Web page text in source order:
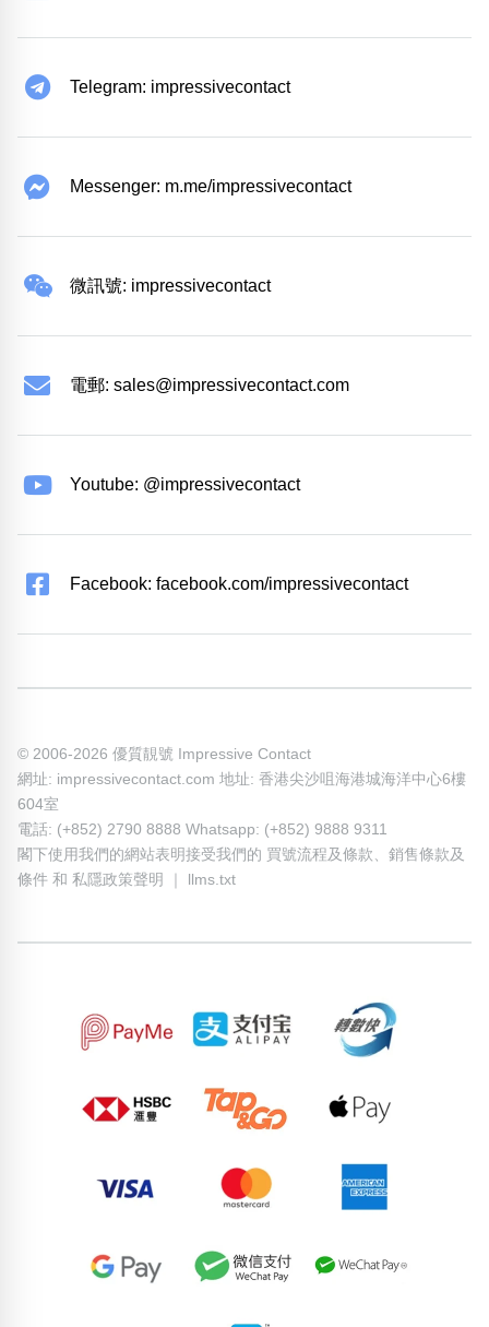
Telegram: impressivecontact
Messenger: m.me/impressivecontact
微訊號: impressivecontact
電郵: sales@impressivecontact.com
Youtube: @impressivecontact
Facebook: facebook.com/impressivecontact
© 2006-2026 優質靚號 Impressive Contact
網址: impressivecontact.com 地址: 香港尖沙咀海港城海洋中心6樓
604室
電話: (+852) 2790 8888 Whatsapp: (+852) 9888 9311
閣下使用我們的網站表明接受我們的 買號流程及條款
銷售條款及
條件 和 私隱政策聲明 llms.txt